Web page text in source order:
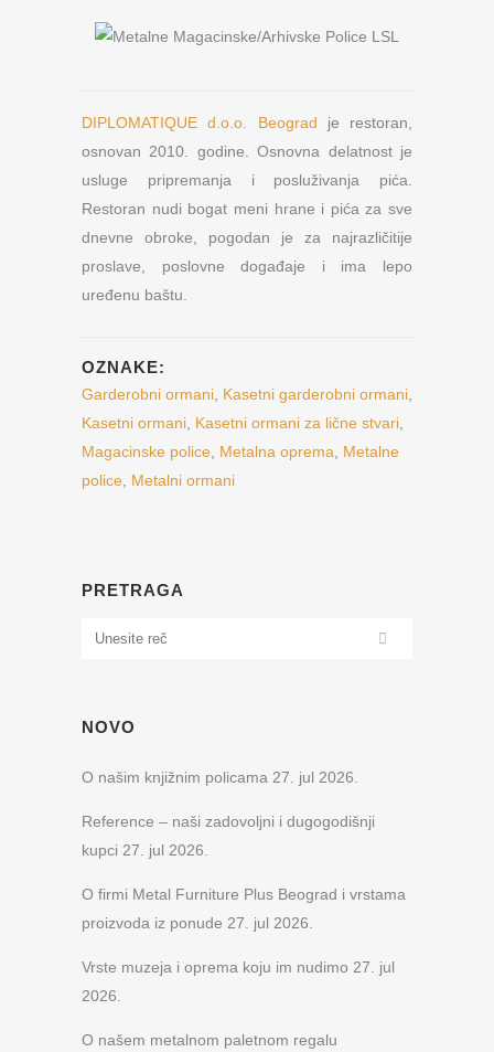
DIPLOMATIQUE d.o.o. Beograd je restoran,
osnovan 2010. godine. Osnovna delatnost je
usluge pripremanja i posluživanja pića.
Restoran nudi bogat meni hrane i pića za sve
dnevne obroke, pogodan je za najrazličitije
proslave, poslovne događaje i ima lepo
uređenu baštu.
OZNAKE:
Garderobni ormani, Kasetni garderobni ormani,
Kasetni ormani, Kasetni ormani za lične stvari,
Magacinske police, Metalna oprema, Metalne
police, Metalni ormani
PRETRAGA
NOVO
O našim knjižnim policama 27. jul 2026.
Reference – naši zadovoljni i dugogodišnji
kupci 27. jul 2026.
O firmi Metal Furniture Plus Beograd i vrstama
proizvoda iz ponude 27. jul 2026.
Vrste muzeja i oprema koju im nudimo 27. jul
2026.
O našem metalnom paletnom regalu